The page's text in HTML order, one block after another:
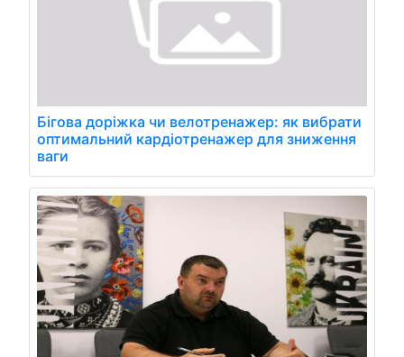
Бігова доріжка чи велотренажер: як вибрати
оптимальний кардіотренажер для зниження
ваги